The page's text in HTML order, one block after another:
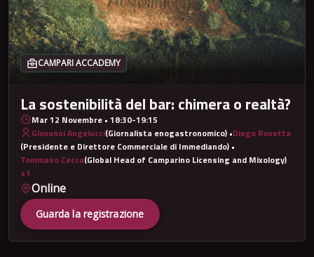
CAMPARI ACCADEMY
La sostenibilità del bar: chimera o realtà?
Mar 12 Novembre • 18:30-19:15
Giovanni Angelucci(Giornalista enogastronomico) •Diego Rovetta
(Presidente e Direttore Commerciale di Immediando) •
Tommaso Cecca(Global Head of Camparino Licensing and Mixology)
+1
Online
Guarda la registrazione